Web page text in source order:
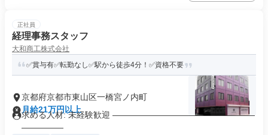
正社員
経理事務スタッフ
大和商工株式会社
✅賞与有✅転勤なし✅駅から徒歩4分！✅資格不要
京都府京都市東山区一橋宮ノ内町
月給21万円以上
求める人材: 未経験歓迎 ―――――――――――――――――
―――――